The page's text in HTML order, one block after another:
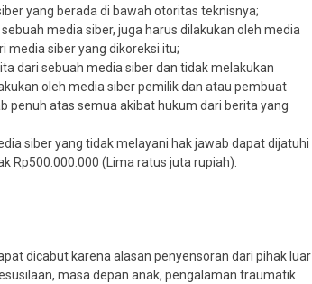
yang berada di bawah otoritas teknisnya;
media siber, juga harus dilakukan oleh media
media siber yang dikoreksi itu;
dari sebuah media siber dan tidak melakukan
oleh media siber pemilik dan atau pembuat
penuh atas semua akibat hukum dari berita yang
siber yang tidak melayani hak jawab dapat dijatuhi
Rp500.000.000 (Lima ratus juta rupiah).
dicabut karena alasan penyensoran dari pihak luar
masa depan anak, pengalaman traumatik